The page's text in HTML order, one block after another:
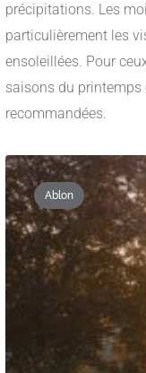
précipitations. Les
particulièrement les
ensoleillées. Pour
saisons du printemps
recommandées.
Ablon